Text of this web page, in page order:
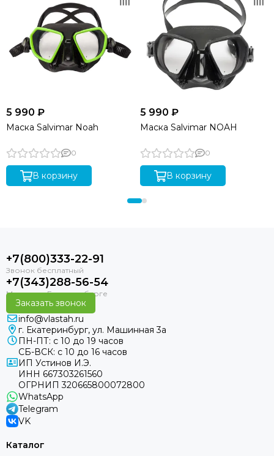
5 990 ₽
Маска Salvimar Noah
0
В корзину
5 990 ₽
Маска Salvimar NOAH
0
В корзину
+7(800)333-22-91
+7(343)288-56-54
Заказать звонок
info@vlastah.ru
г. Екатеринбург, ул. Машинная 3а
ПН-ПТ: с 10 до 19 часов
СБ-ВСК: с 10 до 16 часов
ИП Устинов И.Э.
ИНН 667303261560
ОГРНИП 320665800072800
WhatsApp
Telegram
VK
Каталог